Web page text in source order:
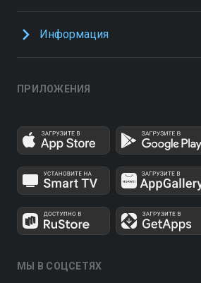
Информация
ПРИЛОЖЕНИЯ
МЫ В СОЦСЕТЯХ